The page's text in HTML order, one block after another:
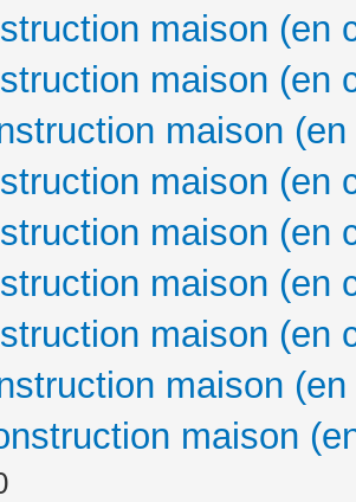
maison (en
maison (en
maison
maison (en
maison (en
maison (en
maison (en
maison
maison